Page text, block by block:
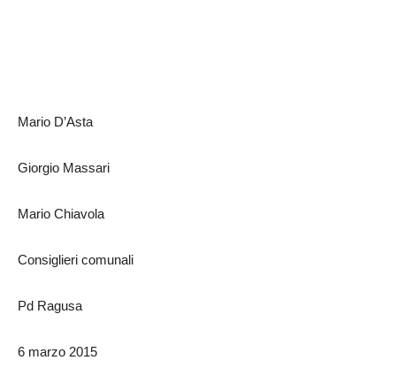
Mario D’Asta
Giorgio Massari
Mario Chiavola
Consiglieri comunali
Pd Ragusa
6 marzo 2015